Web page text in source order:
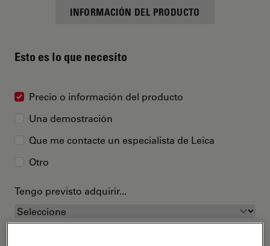
INFORMACIÓN DEL PRODUCTO
Esto es lo que necesito
Precio o información del producto
Una demostración
Que me contacte un especialista de Leica
Otro
Tengo previsto adquirir...